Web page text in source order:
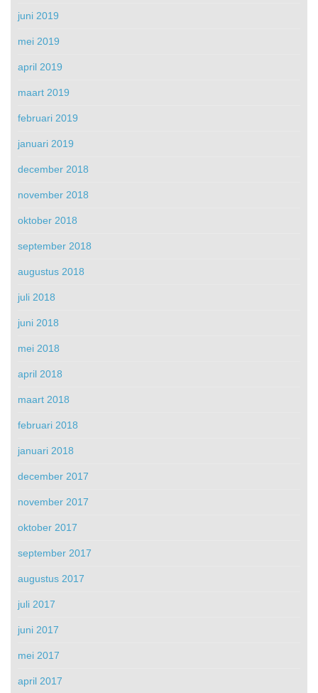
juni 2019
mei 2019
april 2019
maart 2019
februari 2019
januari 2019
december 2018
november 2018
oktober 2018
september 2018
augustus 2018
juli 2018
juni 2018
mei 2018
april 2018
maart 2018
februari 2018
januari 2018
december 2017
november 2017
oktober 2017
september 2017
augustus 2017
juli 2017
juni 2017
mei 2017
april 2017